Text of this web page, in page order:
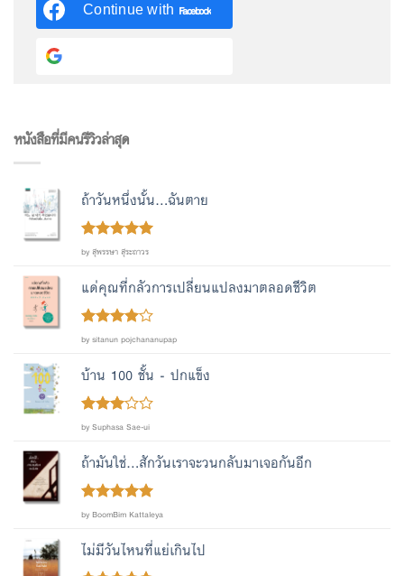
Continue with Facebook
หนังสือที่มีคนรีวิวล่าสุด
ถ้าวันหนึ่งนั้น...ฉันตาย
Rated 5out
by สุพรรษา สุระถาวร
แด่คุณที่กลัวการเปลี่ยนแปลงมาตลอดชีวิต
Rated4
by sitanun pojchananupap
บ้าน 100 ชั้น - ปกแข็ง
Rated
of 5
by Suphasa Sae-ui
ถ้ามันใช่...สักวันเราจะวนกลับมาเจอกันอีก
Rated5out
by BoomBim Kattaleya
ไม่มีวันไหนที่แย่เกินไป